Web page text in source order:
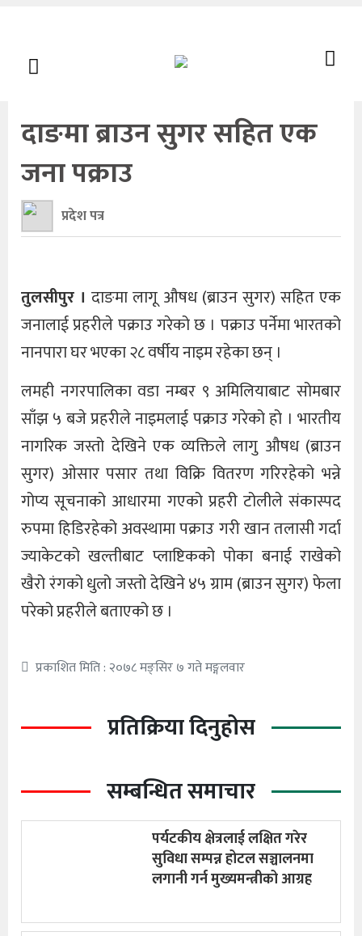
दाङमा ब्राउन सुगर सहित एक
जना पक्राउ
प्रदेश पत्र
तुलसीपुर । दाङमा लागू औषध (ब्राउन सुगर) सहित एक
जनालाई प्रहरीले पक्राउ गरेको छ । पक्राउ पर्नेमा भारतको
नानपारा घर भएका २८ वर्षीय नाइम रहेका छन् ।
लमही नगरपालिका वडा नम्बर ९ अमिलियाबाट सोमबार
साँझ ५ बजे प्रहरीले नाइमलाई पक्राउ गरेको हो । भारतीय
नागरिक जस्तो देखिने एक व्यक्तिले लागु औषध (ब्राउन
सुगर) ओसार पसार तथा विक्रि वितरण गरिरहेको भन्ने
गोप्य सूचनाको आधारमा गएको प्रहरी टोलीले संकास्पद
रुपमा हिडिरहेको अवस्थामा पक्राउ गरी खान तलासी गर्दा
ज्याकेटको खल्तीबाट प्लाष्टिकको पोका बनाई राखेको
खैरो रंगको धुलो जस्तो देखिने ४५ ग्राम (ब्राउन सुगर) फेला
परेको प्रहरीले बताएको छ ।
प्रकाशित मिति : २०७८ मङ्सिर ७ गते मङ्गलवार
प्रतिक्रिया दिनुहोस
सम्बन्धित समाचार
पर्यटकीय क्षेत्रलाई लक्षित गरेर
सुविधा सम्पन्न होटल सञ्चालनमा
लगानी गर्न मुख्यमन्त्रीको आग्रह